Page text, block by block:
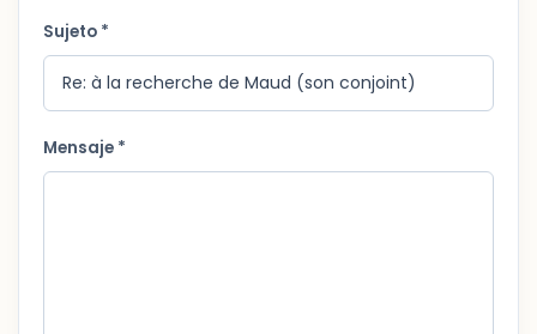
Sujeto *
Mensaje *